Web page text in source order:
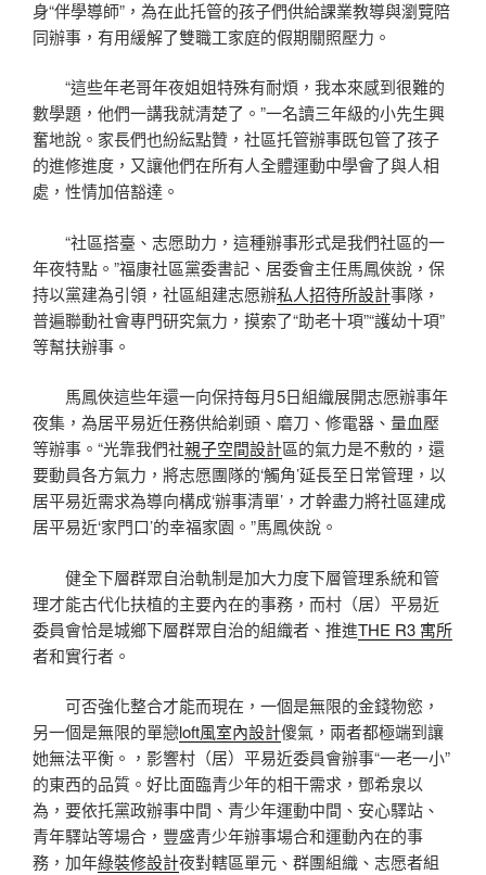
身“伴學導師”，為在此托管的孩子們供給課業教導與瀏覽陪
同辦事，有用緩解了雙職工家庭的假期關照壓力。
“這些年老哥年夜姐姐特殊有耐煩，我本來感到很難的
數學題，他們一講我就清楚了。”一名讀三年級的小先生興
奮地說。家長們也紛紜點贊，社區托管辦事既包管了孩子
的進修進度，又讓他們在所有人全體運動中學會了與人相
處，性情加倍豁達。
“社區搭臺、志愿助力，這種辦事形式是我們社區的一
年夜特點。”福康社區黨委書記、居委會主任馬鳳俠說，保
持以黨建為引領，社區組建志愿辦私人招待所設計事隊，
普遍聯動社會專門研究氣力，摸索了“助老十項”“護幼十項”
等幫扶辦事。
馬鳳俠這些年還一向保持每月5日組織展開志愿辦事年
夜集，為居平易近任務供給剃頭、磨刀、修電器、量血壓
等辦事。“光靠我們社親子空間設計區的氣力是不敷的，還
要動員各方氣力，將志愿團隊的‘觸角’延長至日常管理，以
居平易近需求為導向構成‘辦事清單’，才幹盡力將社區建成
居平易近‘家門口’的幸福家園。”馬鳳俠說。
健全下層群眾自治軌制是加大力度下層管理系統和管
理才能古代化扶植的主要內在的事務，而村（居）平易近
委員會恰是城鄉下層群眾自治的組織者、推進THE R3 寓所
者和實行者。
可否強化整合才能而現在，一個是無限的金錢物慾，
另一個是無限的單戀loft風室內設計傻氣，兩者都極端到讓
她無法平衡。，影響村（居）平易近委員會辦事“一老一小”
的東西的品質。好比面臨青少年的相干需求，鄧希泉以
為，要依托黨政辦事中間、青少年運動中間、安心驛站、
青年驛站等場合，豐盛青少年辦事場合和運動內在的事
務，加年綠裝修設計夜對轄區單元、群團組織、志愿者組